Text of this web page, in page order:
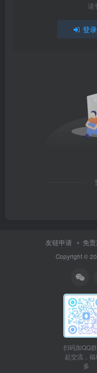
请
登录
友链申请 免
Copyright ©
扫码加QQ
起交流，福
多